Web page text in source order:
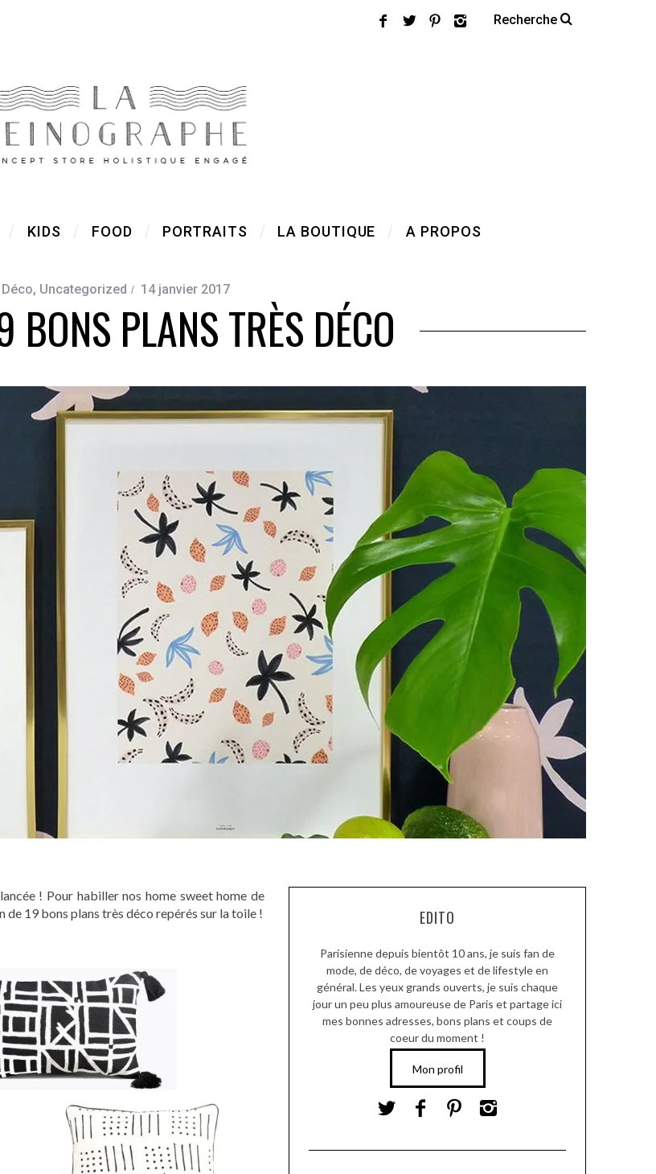
KIDS FOOD PORTRAITS LA BOUTIQUE A PROPOS
Déco, Uncategorized 14 janvier 2017
BONS PLANS TRÈS DÉCO
! Pour habiller nos home sweet home de
de 19 bons plans très déco repérés sur la toile !
EDITO
Parisienne depuis bientôt 10 ans, je suis fan de
mode, de déco, de voyages et de lifestyle en
général. Les yeux grands ouverts, je suis chaque
jour un peu plus amoureuse de Paris et partage ici
mes bonnes adresses, bons plans et coups de
coeur du moment !
Mon profil